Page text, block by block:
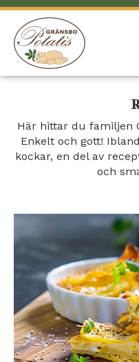
Här hittar du familjen
Enkelt och gott!
kockar, en del av
och